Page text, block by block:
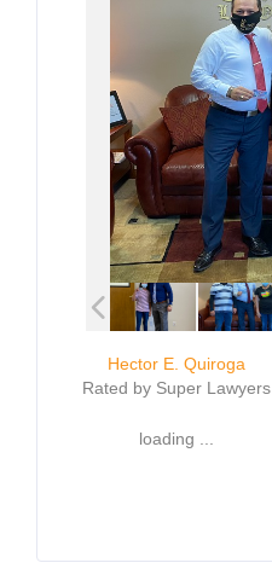
Hector E. Quiroga
Rated by Super Lawyers
loading ...